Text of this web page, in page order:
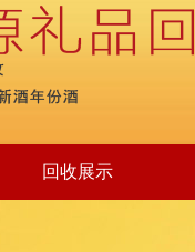
回收展示